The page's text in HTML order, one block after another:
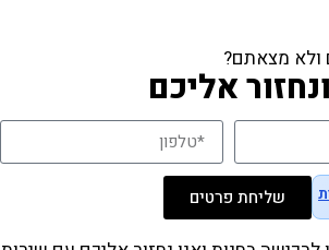
מצאתם?
אליכם
שליחת פרטים